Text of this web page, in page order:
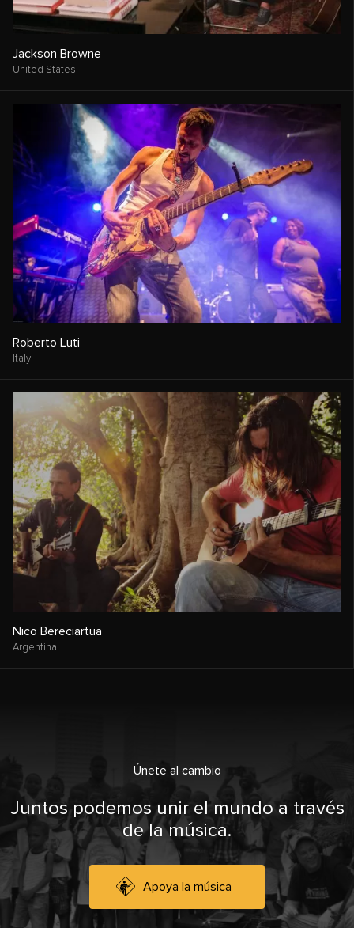
Jackson Browne
United States
Roberto Luti
Italy
Nico Bereciartua
Argentina
Únete al cambio
Juntos podemos unir el mundo a través
de la música.
Apoya la música